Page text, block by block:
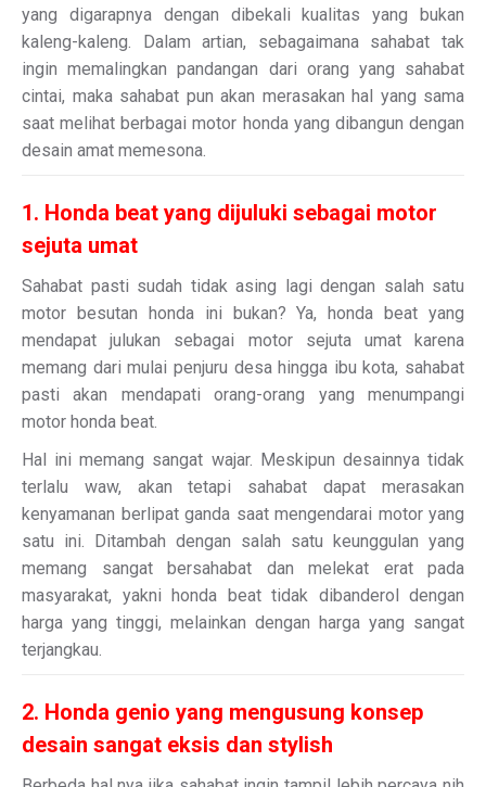
yang digarapnya dengan dibekali kualitas yang bukan
kaleng-kaleng. Dalam artian, sebagaimana sahabat tak
ingin memalingkan pandangan dari orang yang sahabat
cintai, maka sahabat pun akan merasakan hal yang sama
saat melihat berbagai motor honda yang dibangun dengan
desain amat memesona.
1. Honda beat yang dijuluki sebagai motor
sejuta umat
Sahabat pasti sudah tidak asing lagi dengan salah satu
motor besutan honda ini bukan? Ya, honda beat yang
mendapat julukan sebagai motor sejuta umat karena
memang dari mulai penjuru desa hingga ibu kota, sahabat
pasti akan mendapati orang-orang yang menumpangi
motor honda beat.
Hal ini memang sangat wajar. Meskipun desainnya tidak
terlalu waw, akan tetapi sahabat dapat merasakan
kenyamanan berlipat ganda saat mengendarai motor yang
satu ini. Ditambah dengan salah satu keunggulan yang
memang sangat bersahabat dan melekat erat pada
masyarakat, yakni honda beat tidak dibanderol dengan
harga yang tinggi, melainkan dengan harga yang sangat
terjangkau.
2. Honda genio yang mengusung konsep
desain sangat eksis dan stylish